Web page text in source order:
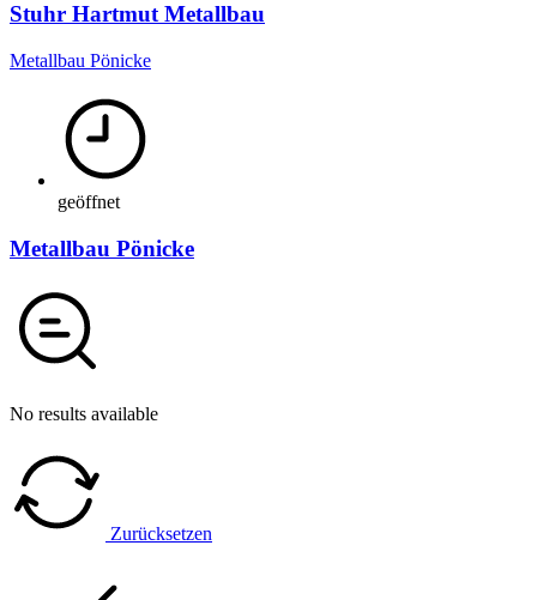
Stuhr Hartmut Metallbau
Metallbau Pönicke
geöffnet
Metallbau Pönicke
No results available
Zurücksetzen